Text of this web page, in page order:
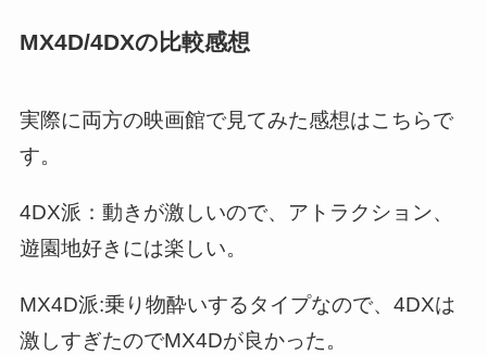
MX4D/4DXの比較感想
実際に両方の映画館で見てみた感想はこちらで
す。
4DX派：動きが激しいので、アトラクション、
遊園地好きには楽しい。
MX4D派:乗り物酔いするタイプなので、4DXは
激しすぎたのでMX4Dが良かった。